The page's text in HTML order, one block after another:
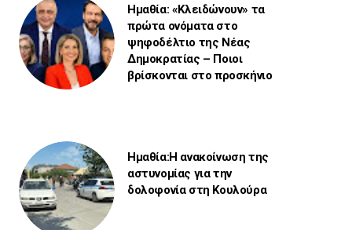
Ημαθία: «Κλειδώνουν» τα
πρώτα ονόματα στο
ψηφοδέλτιο της Νέας
Δημοκρατίας – Ποιοι
βρίσκονται στο προσκήνιο
Ημαθία:Η ανακοίνωση της
αστυνομίας για την
δολοφονία στη Κουλούρα